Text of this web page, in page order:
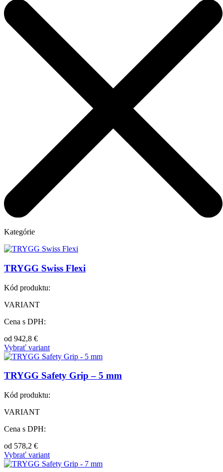
Kategórie
TRYGG Swiss Flexi
Kód produktu:
VARIANT
Cena s DPH:
od 942,8 €
Vybrať variant
TRYGG Safety Grip – 5 mm
Kód produktu:
VARIANT
Cena s DPH:
od 578,2 €
Vybrať variant